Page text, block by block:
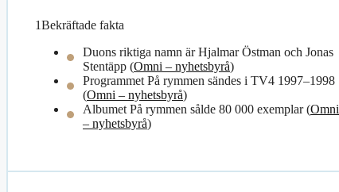
1Bekräftade fakta
Duons riktiga namn är Hjalmar Östman och Jonas
Stentäpp (Omni – nyhetsbyrå)
Programmet På rymmen sändes i TV4 1997–1998
(Omni – nyhetsbyrå)
Albumet På rymmen sålde 80 000 exemplar (Omni
– nyhetsbyrå)